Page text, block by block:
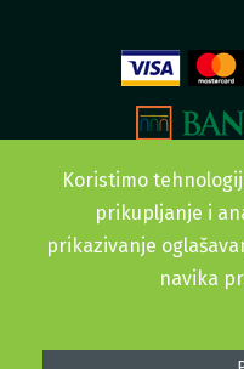
Sva prava zadržana.
Koristimo
prikupljanje i
prikazivanje
navika